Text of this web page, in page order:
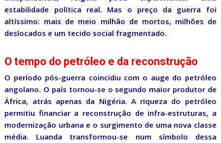
estabilidade política real. Mas o preço da guerra foi
altíssimo: mais de meio milhão de mortos, milhões de
deslocados e um tecido social fragmentado.
O tempo do petróleo e da reconstrução
O período pós-guerra coincidiu com o auge do petróleo
angolano. O país tornou-se o segundo maior produtor de
África, atrás apenas da Nigéria. A riqueza do petróleo
permitiu financiar a reconstrução de infra-estruturas, a
modernização urbana e o surgimento de uma nova classe
média. Luanda transformou-se num símbolo dessa